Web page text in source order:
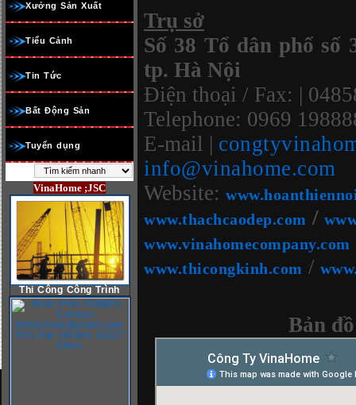
Xưởng Sản Xuất
Tiểu Cảnh
Tin Tức
Bất Động Sản
Tuyển dụng
VinaHome ;JSC
Thi Công Công Trình
Trụ sở
Số 38 Tổ dân phố
tp. Hà Nội
Điện thoại / Fax: |
Telephone: 0969
E-mail |
info@vinahome.com
Website:
www.thachcaodep.com /
www.vinahomecompany.com
www.thicongkinh.com /
Bản